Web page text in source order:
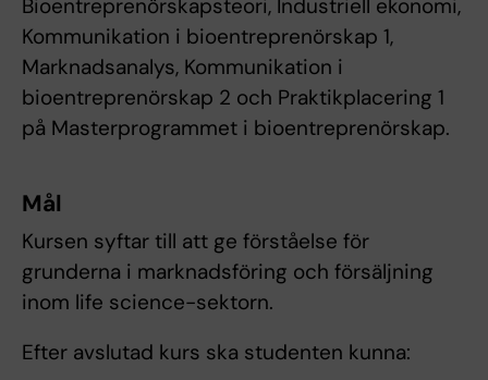
Bioentreprenörskapsteori, Industriell ekonomi,
Kommunikation i bioentreprenörskap 1,
Marknadsanalys, Kommunikation i
bioentreprenörskap 2 och Praktikplacering 1
på Masterprogrammet i bioentreprenörskap.
Mål
Kursen syftar till att ge förståelse för
grunderna i marknadsföring och försäljning
inom life science-sektorn.
Efter avslutad kurs ska studenten kunna: